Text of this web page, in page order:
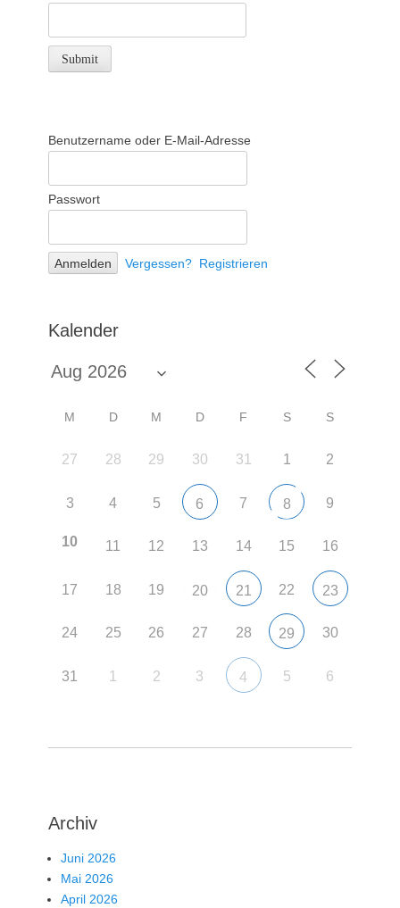
Benutzername oder E-Mail-Adresse
Passwort
Vergessen? Registrieren
Kalender
M D M D F S S
27 28 29 30 31 1 2
3 4 5 6 7 8 9
10 11 12 13 14 15 16
17 18 19 20 21 22 23
24 25 26 27 28 29 30
31 1 2 3 4 5 6
Archiv
Juni 2026
Mai 2026
April 2026